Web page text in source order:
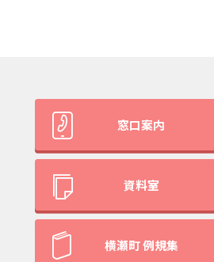
窓口案内
資料室
横瀬町 例規集